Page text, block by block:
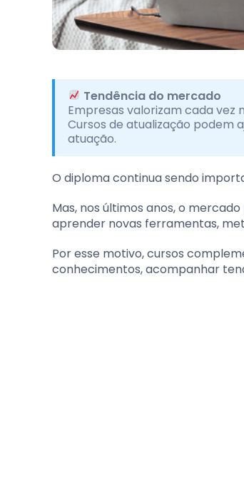
Tendência do mercado
Empresas valorizam cada vez
Cursos de atualização podem
atuação.
O diploma continua sendo
Mas, nos últimos anos, o
aprender novas ferramentas,
Por esse motivo, cursos
conhecimentos, acompanhar